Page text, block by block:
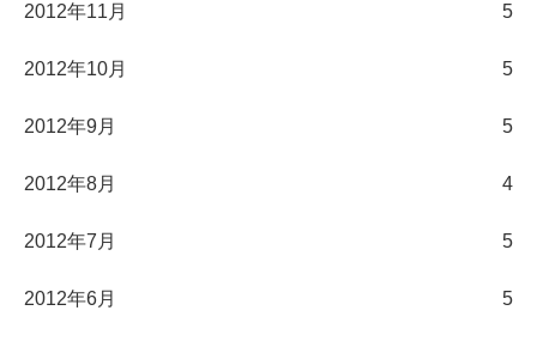
2012年11月 5
2012年10月 5
2012年9月 5
2012年8月 4
2012年7月 5
2012年6月 5